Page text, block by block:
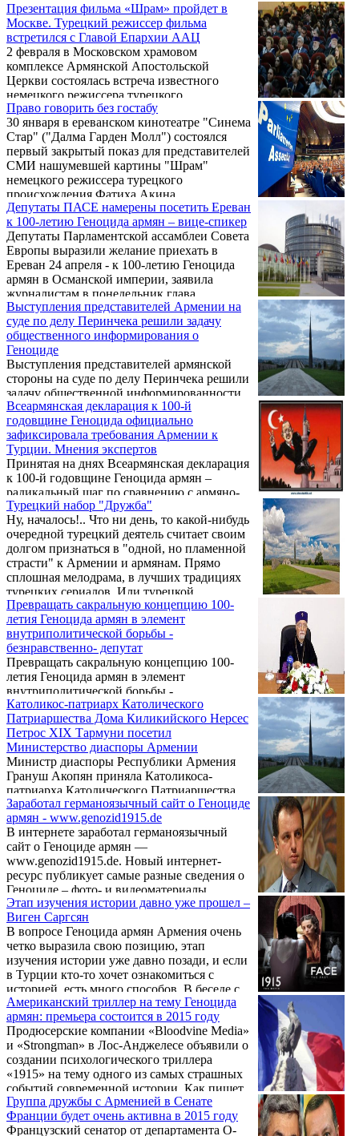
Презентация фильма «Шрам» пройдет в
Москве. Турецкий режиссер фильма
встретился с Главой Епархии ААЦ
2 февраля в Московском храмовом
комплексе Армянской Апостольской
Церкви состоялась встреча известного
немецкого режиссера турецкого
происхождения, обладателя наград
Берлинского и Венецианского
кинофестивалей Фатиха Акина с Главой
Российской и Ново-Нахичеванской
Епархии ААЦ архиепископом Езрасом. На
встрече присутствовали продюсеры Рубен
Дишдишян, Арам Мовсисян, Тигран
Манасян и актриса Аревик Мартиросян.
Право говорить без гостабу
30 января в ереванском кинотеатре "Синема
Стар" ("Далма Гарден Молл") состоялся
первый закрытый показ для представителей
СМИ нашумевшей картины "Шрам"
немецкого режиссера турецкого
происхождения Фатиха Акина,
повествующей о Геноциде армян в
Османской Турции. Просмотр был
организован Государственной комиссией по
координации мероприятий, посвященных
100-летию Геноцида, в преддверии выхода
картины Акина в широкий прокат. На
наших больших экранах фильм появится 19
февраля. Но обо всем по поря ...
Депутаты ПАСЕ намерены посетить Ереван
к 100-летию Геноцида армян – вице-спикер
Депутаты Парламентской ассамблеи Совета
Европы выразили желание приехать в
Ереван 24 апреля - к 100-летию Геноцида
армян в Османской империи, заявила
журналистам в понедельник глава
армянской делегации в ПАСЕ, вице-спикер
парламента Армении Эрмине Нагдалян.
Выступления представителей Армении на
суде по делу Перинчека решили задачу
общественного информирования о
Геноциде
Выступления представителей армянской
стороны на суде по делу Перинчека решили
задачу общественной информированности,
сказал в понедельник журналистам эксперт-
международник Левон Геворкян.
Всеармянская декларация к 100-й
годовщине Геноцида официально
зафиксировала требования Армении к
Турции. Мнения экспертов
Принятая на днях Всеармянская декларация
к 100-й годовщине Геноцида армян –
радикальный шаг по сравнению с армяно-
турецкими протоколами, однако если
внешняя политика Армении впредь не
изменится, то данный документ будет всего
лишь «красивым жестом» для внутреннего
потребления. Об этом заявил сегодня во
время встречи с журналистами тюрколог
Артак Шакарян .
Турецкий набор "Дружба"
Ну, началось!.. Что ни день, то какой-нибудь
очередной турецкий деятель считает своим
долгом признаться в "одной, но пламенной
страсти" к Армении и армянам. Прямо
сплошная мелодрама, в лучших традициях
турецких сериалов. Или турецкой
дипломатии – как вам больше нравится…
Превращать сакральную концепцию 100-
летия Геноцида армян в элемент
внутриполитической борьбы -
безнравственно- депутат
Превращать сакральную концепцию 100-
летия Геноцида армян в элемент
внутриполитической борьбы -
безнравственно, сказал в понедельник в
эфире радио "Sputnik-Армения" депутат от
правящей Республиканской партии
Армении Самвел Фарманян, комментируя
субботний инцидент с представителями
организации «Учредительный парламент».
Католикос-патриарх Католического
Патриаршества Дома Киликийского Нерсес
Петрос XIX Тармуни посетил
Министерство диаспоры Армении
Министр диаспоры Республики Армения
Грануш Акопян приняла Католикоса-
патриарха Католического Патриаршества
Дома Киликийского Нерсеса Петроса XIX
Тармуни.
Заработал германоязычный сайт о Геноциде
армян - www.genozid1915.de
В интернете заработал германоязычный
сайт о Геноциде армян —
www.genozid1915.de. Новый интернет-
ресурс публикует самые разные сведения о
Геноциде – фото- и видеоматериалы,
архивные документы, а также информацию
о деятельности армянской общины ФРГ,
направленной на признание Германией
факта Геноцида.
Этап изучения истории давно уже прошел –
Виген Саргсян
В вопросе Геноцида армян Армения очень
четко выразила свою позицию, этап
изучения истории уже давно позади, и если
в Турции кто-то хочет ознакомиться с
историей, есть много способов. В беседе с
Tert.am сказал координатор мероприятий,
приуроченых к 100-летию Геноцида армян,
глава аппарата президента Армении Виген
Саргсян, коснувшись заявления президента
Турции Реджепа Тайипа Эрдогана о
предложении вновь создать комиссию
историков
Американский триллер на тему Геноцида
армян: премьера состоится в 2015 году
Продюсерские компании «Bloodvine Media»
и «Strongman» в Лос-Анджелесе объявили о
создании психологического триллера
«1915» на тему одного из самых страшных
событий современной истории. Как пишет
«Asbarez», премьера фильма, сюжет
которого связан с Геноцидом армян,
состоится в 2015 году.
Группа дружбы с Арменией в Сенате
Франции будет очень активна в 2015 году
Французский сенатор от департамента О-